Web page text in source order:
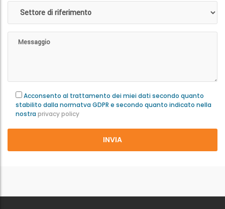
Acconsento al trattamento dei miei dati secondo quanto
stabilito dalla normatva GDPR e secondo quanto indicato nella
nostra privacy policy